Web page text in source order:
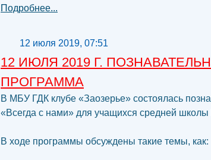
Подробнее...
12 июля 2019, 07:51
12 ИЮЛЯ 2019 Г.
ПРОГРАММА
В МБУ ГДК клубе «Заозерье» состоялась
«Всегда с нами» для учащихся средней
В ходе программы обсуждены такие темы, как: